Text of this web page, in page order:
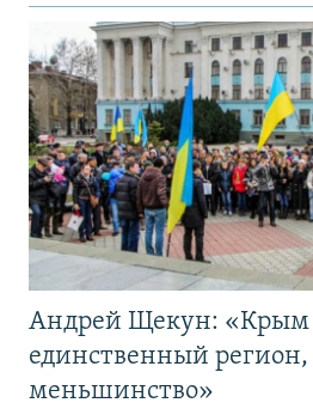
Андрей Щекун: «Крым
единственный
меньшинство»